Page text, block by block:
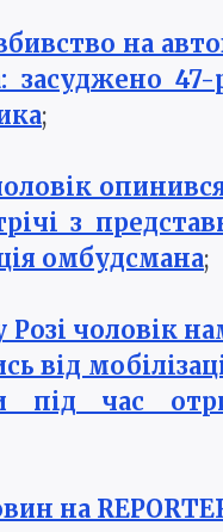
на
засуджено 47-
;
з
омбудсмана;
чоловік
від
під час
на